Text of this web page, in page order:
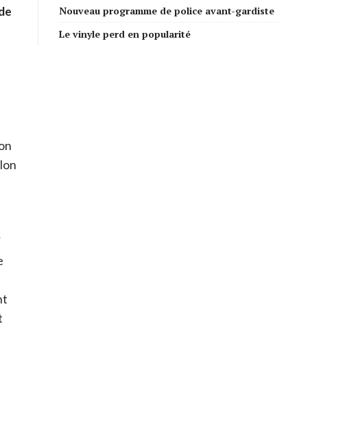
Nouveau programme de police avant-gardiste
Le vinyle perd en popularité